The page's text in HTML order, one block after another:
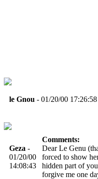
le Gnou - 01/20/00 17:26:58
Geza -
01/20/00
14:08:43
Comments:
Dear Le Genu
forced to show
hidden part of
forgive me one